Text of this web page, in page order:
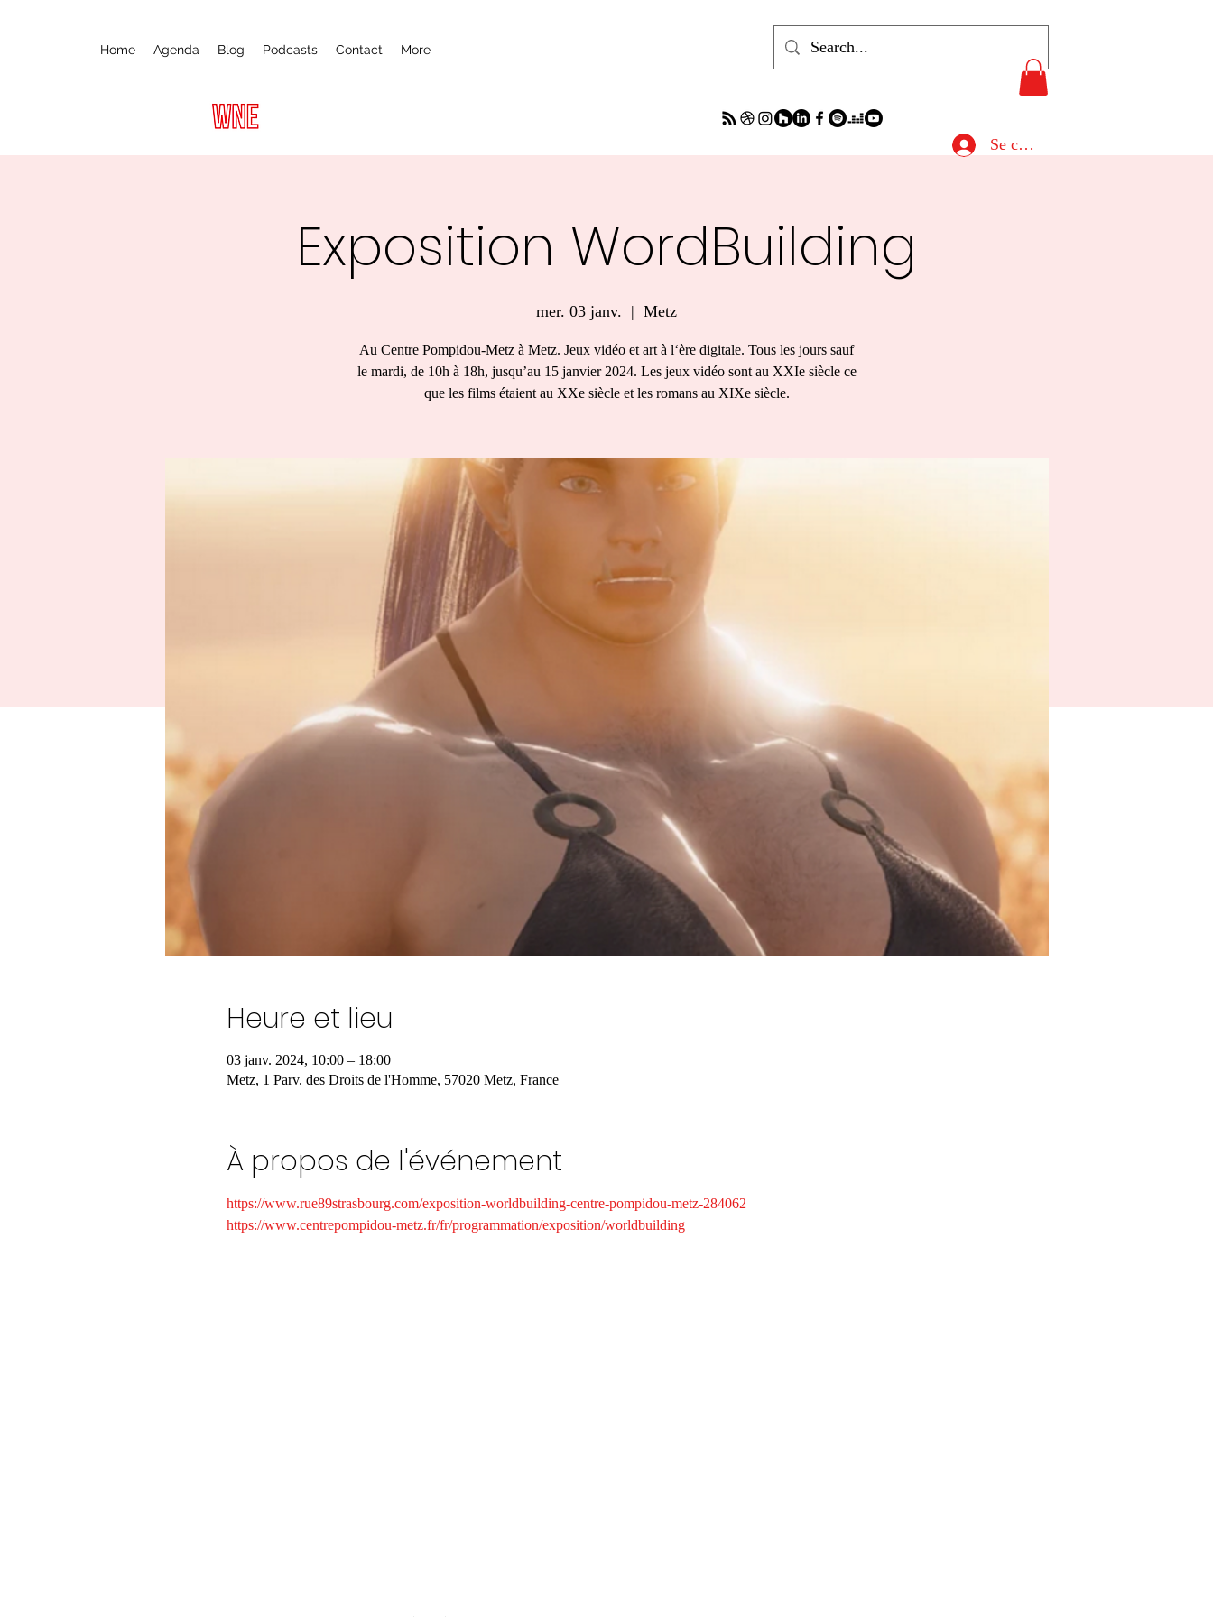
Home Agenda Blog Podcasts Contact More
Se connecter
Exposition WordBuilding
mer. 03 janv.
  |
Metz
Au Centre Pompidou-Metz à Metz. Jeux vidéo et art à l‘ère digitale. Tous les jours sauf
le mardi, de 10h à 18h, jusqu’au 15 janvier 2024. Les jeux vidéo sont au XXIe siècle ce
que les films étaient au XXe siècle et les romans au XIXe siècle.
Heure et lieu
03 janv. 2024, 10:00 – 18:00
Metz, 1 Parv. des Droits de l'Homme, 57020 Metz, France
À propos de l'événement
https://www.rue89strasbourg.com/exposition-worldbuilding-centre-pompidou-metz-284062
https://www.centrepompidou-metz.fr/fr/programmation/exposition/worldbuilding